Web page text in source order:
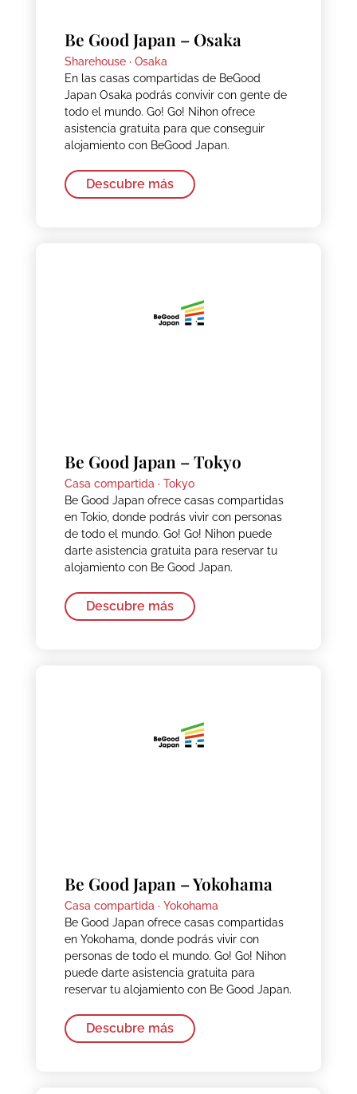
Be Good Japan – Osaka
Sharehouse · Osaka
En las casas compartidas de BeGood
Japan Osaka podrás convivir con gente de
todo el mundo. Go! Go! Nihon ofrece
asistencia gratuita para que conseguir
alojamiento con BeGood Japan.
Descubre más
Be Good Japan – Tokyo
Casa compartida · Tokyo
Be Good Japan ofrece casas compartidas
en Tokio, donde podrás vivir con personas
de todo el mundo. Go! Go! Nihon puede
darte asistencia gratuita para reservar tu
alojamiento con Be Good Japan.
Descubre más
Be Good Japan – Yokohama
Casa compartida · Yokohama
Be Good Japan ofrece casas compartidas
en Yokohama, donde podrás vivir con
personas de todo el mundo. Go! Go! Nihon
puede darte asistencia gratuita para
reservar tu alojamiento con Be Good Japan.
Descubre más